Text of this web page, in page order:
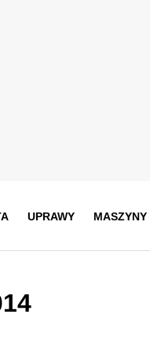
UPRAWY MASZYNY